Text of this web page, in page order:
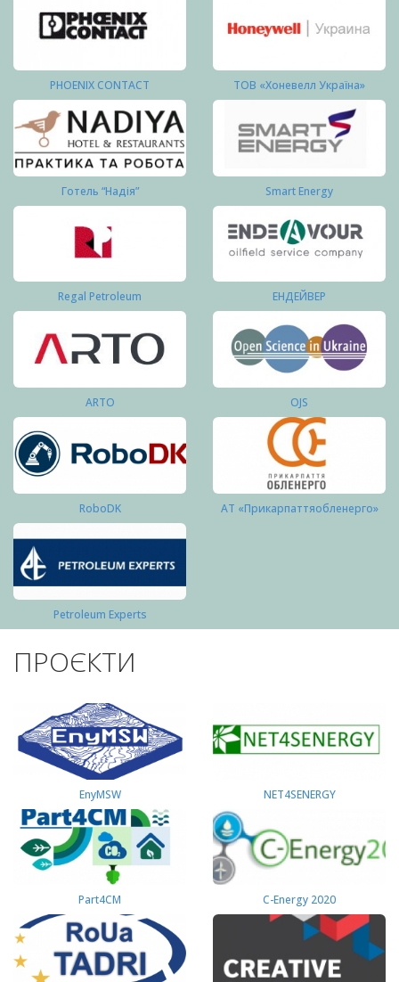
PHOENIX CONTACT ТОВ «Хоневелл Україна»
Готель “Надія” Smart Energy
Regal Petroleum ЕНДЕЙВЕР
ARTO OJS
RoboDK АТ «Прикарпаттяобленерго»
Petroleum Experts
ПРОЄКТИ
EnyMSW NET4SENERGY
Part4СМ C-Energy 2020